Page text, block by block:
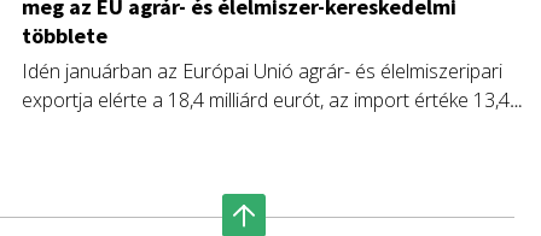
meg az EU agrár- és élelmiszer-kereskedelmi
többlete
Idén januárban az Európai Unió agrár- és élelmiszeripari
exportja elérte a 18,4 milliárd eurót, az import értéke 13,4